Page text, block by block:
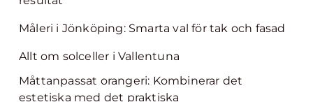
Måleri i Jönköping: Smarta val för tak och fasad
Allt om solceller i Vallentuna
Måttanpassat orangeri: Kombinerar det
estetiska med det praktiska